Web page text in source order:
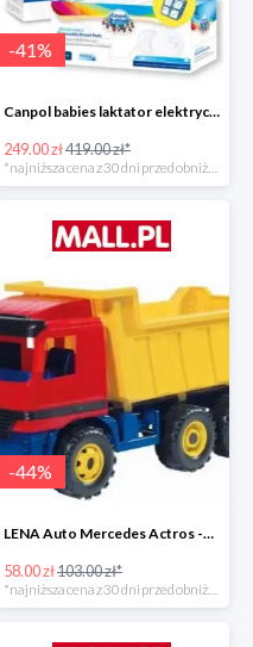
-41%
Canpol babies laktator elektryczny EASY NATURAL -40%
249.00 zł419.00 zł*
-44%
LENA Auto Mercedes Actros -43%
58.00 zł103.00 zł*
*najniższa cena z 30 dni przed obniżką